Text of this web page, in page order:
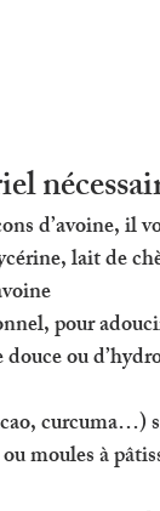
d’avoine, il
lait de
pour
ou d’
curcuma…)
moules à